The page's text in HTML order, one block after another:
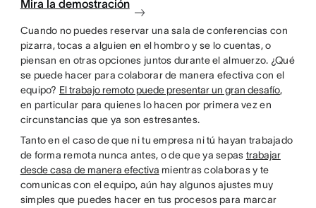
Mira la demostración
Cuando no puedes reservar una sala de conferencias con
pizarra, tocas a alguien en el hombro y se lo cuentas, o
piensan en otras opciones juntos durante el almuerzo. ¿Qué
se puede hacer para colaborar de manera efectiva con el
equipo? El trabajo remoto puede presentar un gran desafío,
en particular para quienes lo hacen por primera vez en
circunstancias que ya son estresantes.
Tanto en el caso de que ni tu empresa ni tú hayan trabajado
de forma remota nunca antes, o de que ya sepas trabajar
desde casa de manera efectiva mientras colaboras y te
comunicas con el equipo, aún hay algunos ajustes muy
simples que puedes hacer en tus procesos para marcar